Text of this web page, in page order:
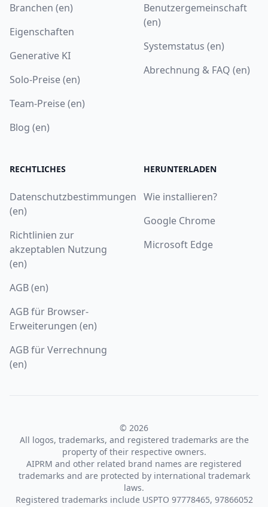
Branchen (en)
Eigenschaften
Generative KI
Solo-Preise (en)
Team-Preise (en)
Blog (en)
Benutzergemeinschaft
(en)
Systemstatus (en)
Abrechnung & FAQ (en)
RECHTLICHES
Datenschutzbestimmungen
(en)
Richtlinien zur
akzeptablen Nutzung
(en)
AGB (en)
AGB für Browser-
Erweiterungen (en)
AGB für Verrechnung
(en)
HERUNTERLADEN
Wie installieren?
Google Chrome
Microsoft Edge
© 2026
All logos, trademarks, and registered trademarks are the
property of their respective owners.
AIPRM and other related brand names are registered
trademarks and are protected by international trademark
laws.
Registered trademarks include USPTO 97778465, 97866052